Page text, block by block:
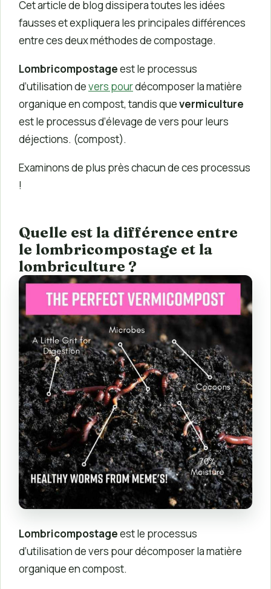
Cet article de blog dissipera toutes les idées
fausses et expliquera les principales différences
entre ces deux méthodes de compostage.
Lombricompostageest le processus
d’utilisation devers pourdécomposer la matière
organique en compost, tandis quevermiculture
est le processus d’élevage de vers pour leurs
déjections. (compost).
Examinons de plus près chacun de ces processus
!
Quelle est la différence entre
le lombricompostage et la
lombriculture ?
Lombricompostageest le processus
d’utilisation de vers pour décomposer la matière
organique en compost.